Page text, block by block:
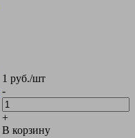
1 руб./шт
-
+
В корзину